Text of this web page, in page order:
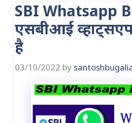
SBI Whatsapp
एसबीआई व्हाट्सएप
है
03/10/2022 by